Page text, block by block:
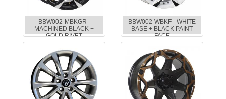
BBW002-MBKGR -
MACHINED BLACK +
GOLD RIVET
BBW002-WBKF - WHITE
BASE + BLACK PAINT
FACE